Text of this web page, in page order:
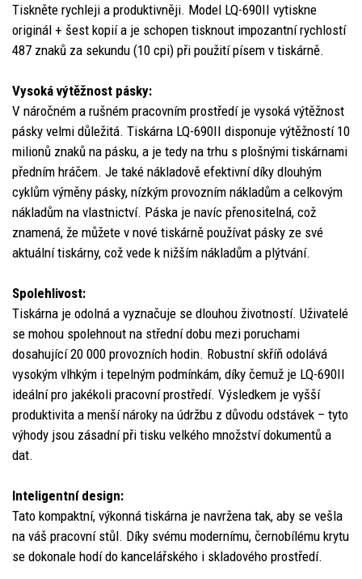
Tiskněte rychleji a produktivněji. Model LQ-690II vytiskne
originál + šest kopií a je schopen tisknout impozantní rychlostí
487 znaků za sekundu (10 cpi) při použití písem v tiskárně.
Vysoká výtěžnost pásky:
V náročném a rušném pracovním prostředí je vysoká výtěžnost
pásky velmi důležitá. Tiskárna LQ-690II disponuje výtěžností 10
milionů znaků na pásku, a je tedy na trhu s plošnými tiskárnami
předním hráčem. Je také nákladově efektivní díky dlouhým
cyklům výměny pásky, nízkým provozním nákladům a celkovým
nákladům na vlastnictví. Páska je navíc přenositelná, což
znamená, že můžete v nové tiskárně používat pásky ze své
aktuální tiskárny, což vede k nižším nákladům a plýtvání.
Spolehlivost:
Tiskárna je odolná a vyznačuje se dlouhou životností. Uživatelé
se mohou spolehnout na střední dobu mezi poruchami
dosahující 20 000 provozních hodin. Robustní skříň odolává
vysokým vlhkým i tepelným podmínkám, díky čemuž je LQ-690II
ideální pro jakékoli pracovní prostředí. Výsledkem je vyšší
produktivita a menší nároky na údržbu z důvodu odstávek – tyto
výhody jsou zásadní při tisku velkého množství dokumentů a
dat.
Inteligentní design:
Tato kompaktní, výkonná tiskárna je navržena tak, aby se vešla
na váš pracovní stůl. Díky svému modernímu, černobílému krytu
se dokonale hodí do kancelářského i skladového prostředí.